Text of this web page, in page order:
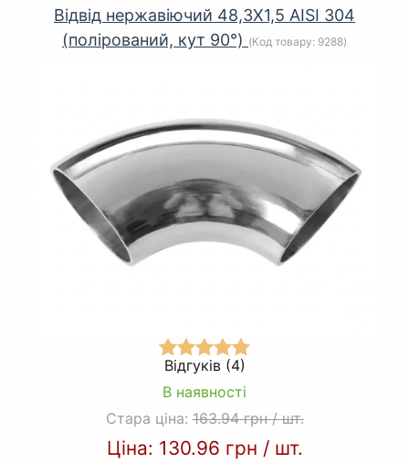
Відвід нержавіючий 48,3Х1,5 AISI 304
(полірований, кут 90°) (Код товару: 9288)
Відгуків (4)
В наявності
Стара ціна:163.94 грн /шт.
Ціна: 130.96 грн / шт.